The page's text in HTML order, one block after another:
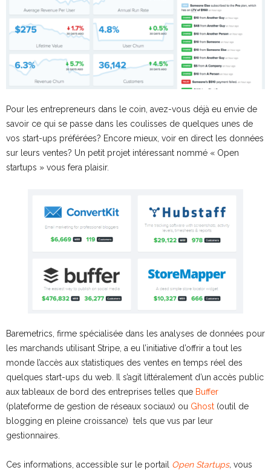
Pour les entrepreneurs dans le coin, avez-vous déjà eu envie de
savoir ce qui se passe dans les coulisses de quelques unes de
vos start-ups préférées? Encore mieux, voir en direct les données
sur leurs ventes? Un petit projet intéressant nommé « Open
startups » vous fera plaisir.
Baremetrics, firme spécialisée dans les analyses de données pour
les marchands utilisant Stripe, a eu l’initiative d’offrir a tout les
monde l’accès aux statistiques des ventes en temps réel des
quelques start-ups du web. Il s’agit littéralement d’un accès public
aux tableaux de bord des entreprises telles que Buffer
(plateforme de gestion de réseaux sociaux) ou Ghost (outil de
blogging en pleine croissance) tels que vus par leur
gestionnaires.
Ces informations, accessible sur le portail Open Startups, vous